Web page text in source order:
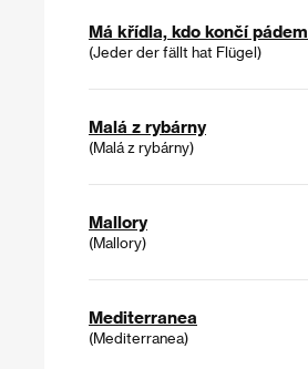
Má křídla, kdo končí pádem
(Jeder der fällt hat Flügel)
Malá z rybárny
(Malá z rybárny)
Mallory
(Mallory)
Mediterranea
(Mediterranea)